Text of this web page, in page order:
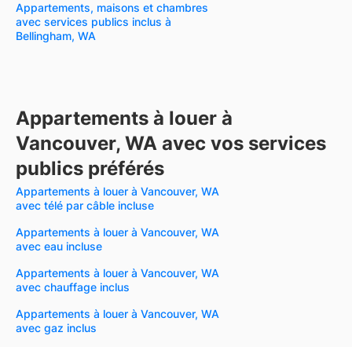
Appartements, maisons et chambres
avec services publics inclus à
Bellingham, WA
Appartements à louer à
Vancouver, WA avec vos services
publics préférés
Appartements à louer à Vancouver, WA
avec télé par câble incluse
Appartements à louer à Vancouver, WA
avec eau incluse
Appartements à louer à Vancouver, WA
avec chauffage inclus
Appartements à louer à Vancouver, WA
avec gaz inclus